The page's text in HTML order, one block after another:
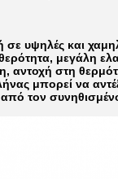
σε υψηλές και
μεγάλη
αντοχή στη
μπορεί να
τον